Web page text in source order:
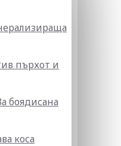
пърхот и
боядисана
коса